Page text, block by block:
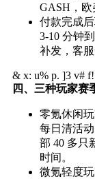
GASH，欧
付款完成
3-10 分钟
补发，客
& x: u% p. ]3 v#
四、三种玩家赛
零氪休闲
每日清活
部 40 多只
时间。
微氪轻度